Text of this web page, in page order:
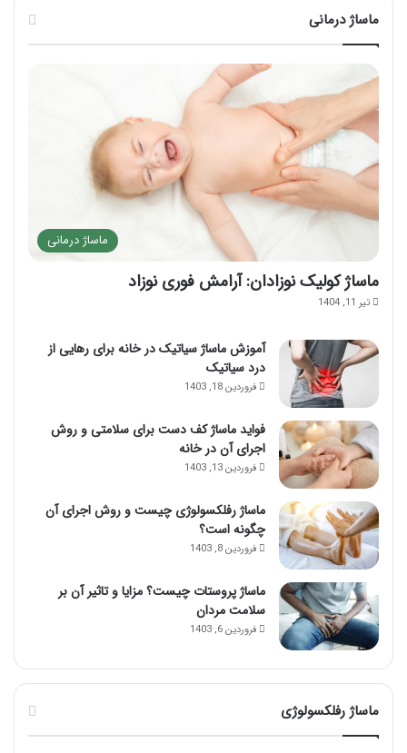
ماساژ درمانی
ماساژ درمانی
ماساژ کولیک نوزادان: آرامش فوری نوزاد
تیر 11, 1404
آموزش ماساژ سیاتیک در خانه برای رهایی از
درد سیاتیک
فروردین 18, 1403
فواید ماساژ کف دست برای سلامتی و روش
اجرای آن در خانه
فروردین 13, 1403
ماساژ رفلکسولوژی چیست و روش اجرای آن
چگونه است؟
فروردین 8, 1403
ماساژ پروستات چیست؟ مزایا و تاثیر آن بر
سلامت مردان
فروردین 6, 1403
ماساژ رفلکسولوژی